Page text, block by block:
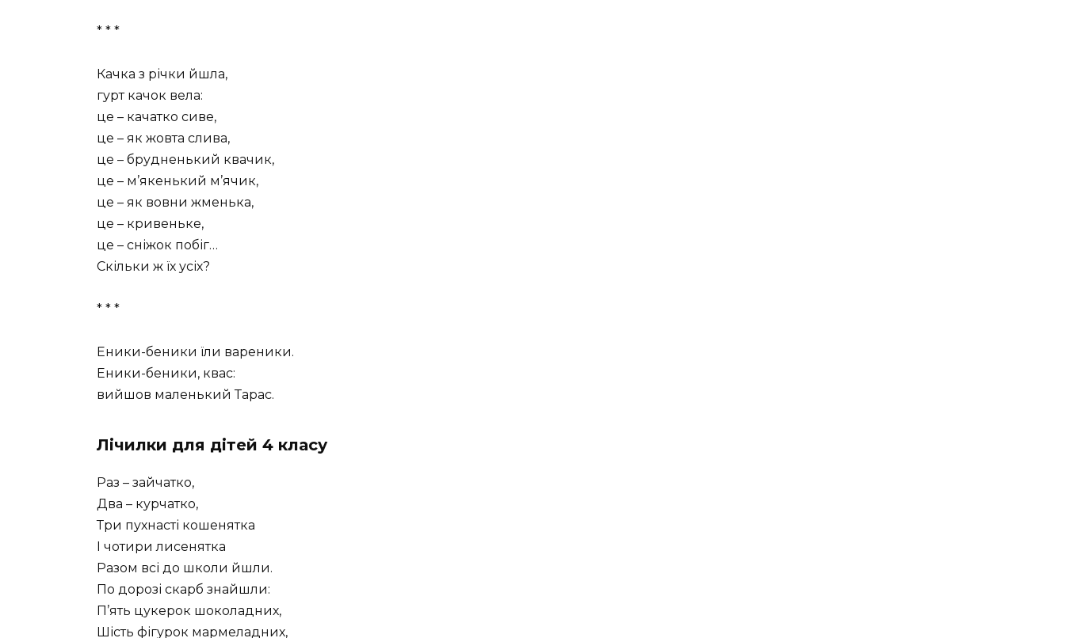
* * *
Качка з річки йшла,
гурт качок вела:
це – качатко сиве,
це – як жовта слива,
це – брудненький квачик,
це – м’якенький м’ячик,
це – як вовни жменька,
це – кривеньке,
це – сніжок побіг…
Скільки ж їх усіх?
* * *
Еники-беники їли вареники.
Еники-беники, квас:
вийшов маленький Тарас.
Лічилки для дітей 4 класу
Раз – зайчатко,
Два – курчатко,
Три пухнасті кошенятка
І чотири лисенятка
Разом всі до школи йшли.
По дорозі скарб знайшли:
П’ять цукерок шоколадних,
Шість фігурок мармеладних,